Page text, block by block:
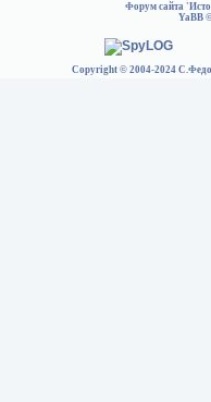
Форум сайта
YaBB
Copyright © 2004-2024